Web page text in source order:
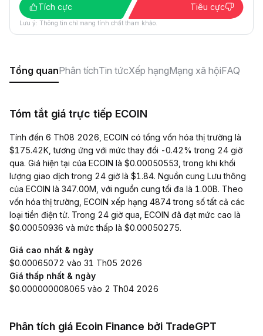
Tích cực
Tiêu cực
Lưu ý: Thông tin chỉ mang tính chất tham khảo.
Tổng quanPhân tíchTin tứcXếp hạngMạng xã hộiFAQ
Tóm tắt giá trực tiếp ECOIN
Tính đến 6 Th08 2026, ECOIN có tổng vốn hóa thị trường là
$175.42K, tương ứng với mức thay đổi -0.42% trong 24 giờ
qua. Giá hiện tại của ECOIN là $0.00050553, trong khi khối
lượng giao dịch trong 24 giờ là $1.84. Nguồn cung Lưu thông
của ECOIN là 347.00M, với nguồn cung tối đa là 1.00B. Theo
vốn hóa thị trường, ECOIN xếp hạng 4874 trong số tất cả các
loại tiền điện tử. Trong 24 giờ qua, ECOIN đã đạt mức cao là
$0.00050936 và mức thấp là $0.00050275.
Giá cao nhất & ngày
$0.00065072 vào 31 Th05 2026
Giá thấp nhất & ngày
$0.000000008065 vào 2 Th04 2026
Phân tích giá Ecoin Finance bởi TradeGPT